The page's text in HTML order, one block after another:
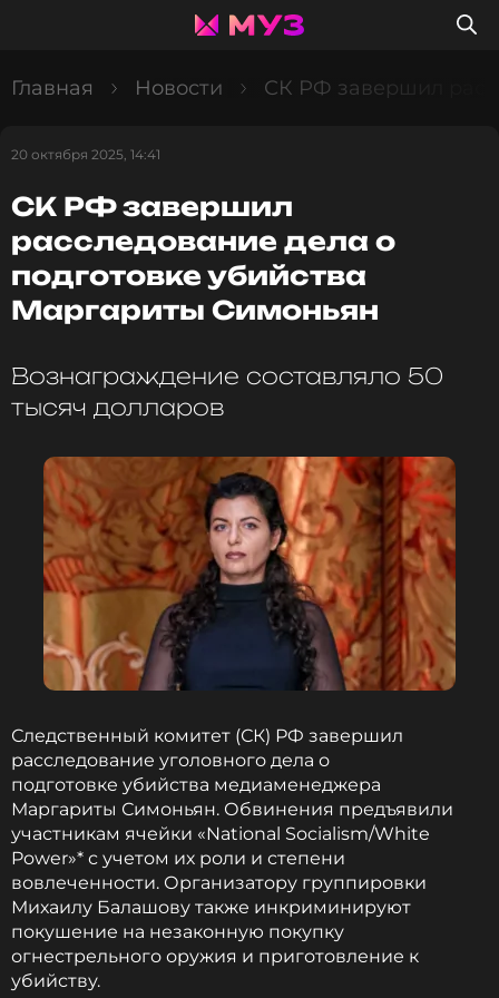
Главная Новости СК РФ завершил
20 октября 2025, 14:41
СК РФ завершил
расследование дела о
подготовке убийства
Маргариты Симоньян
Вознаграждение составляло 50
тысяч долларов
Следственный комитет (СК) РФ завершил
расследование уголовного дела о
подготовке убийства медиаменеджера
Маргариты Симоньян. Обвинения предъявили
участникам ячейки «National Socialism/White
Power»* с учетом их роли и степени
вовлеченности. Организатору группировки
Михаилу Балашову также инкриминируют
покушение на незаконную покупку
огнестрельного оружия и приготовление к
убийству.